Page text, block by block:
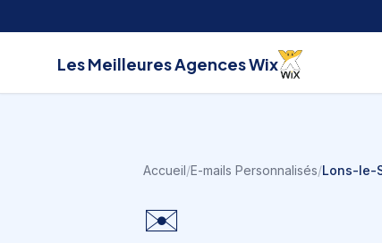
Les MeilleuresAgences Wix
Accueil/E-mails Personnalisés/Lons-le-
✉️